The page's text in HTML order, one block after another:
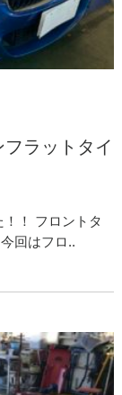
ラットタイ
！ フロントタ
回はフロ..